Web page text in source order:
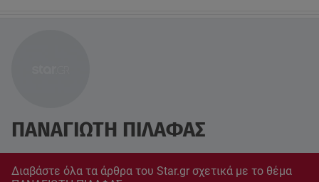
ΠΑΝΑΓΙΩΤΗ ΠΙΛΑΦΑΣ
Διαβάστε όλα τα άρθρα του Star.gr σχετικά με το θέμα